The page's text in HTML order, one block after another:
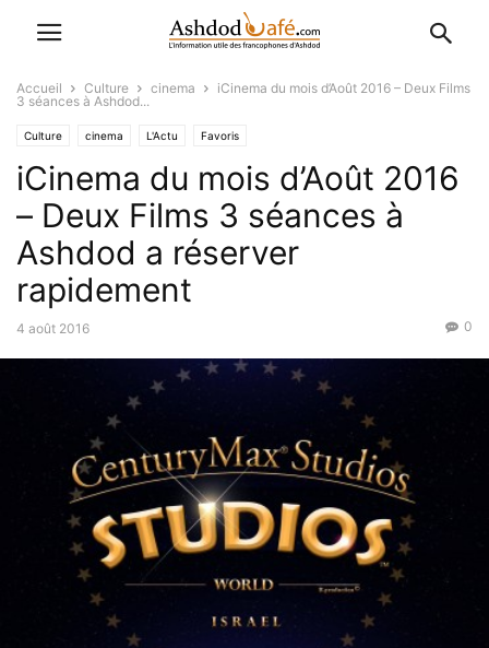
Accueil Culture cinema
iCinema du mois d’Août 2016 – Deux Films
3 séances à Ashdod...
Culture cinema L'Actu Favoris
iCinema du mois d’Août 2016
– Deux Films 3 séances à
Ashdod a réserver
rapidement
4 août 2016 0